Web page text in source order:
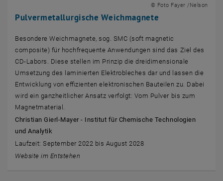
Pulvermetallurgische Weichmagnete
© Foto Fayer /Nelson
Besondere Weichmagnete, sog. SMC (soft magnetic
composite) für hochfrequente Anwendungen sind das Ziel des
CD-Labors. Diese stellen im Prinzip die dreidimensionale
Umsetzung des laminierten Elektrobleches dar und lassen die
Entwicklung von effizienten elektronischen Bauteilen zu. Dabei
wird ein ganzheitlicher Ansatz verfolgt: Vom Pulver bis zum
Magnetmaterial.
Christian Gierl-Mayer - Institut für Chemische Technologien
und Analytik
Laufzeit: September 2022 bis August 2028
Website im Entstehen